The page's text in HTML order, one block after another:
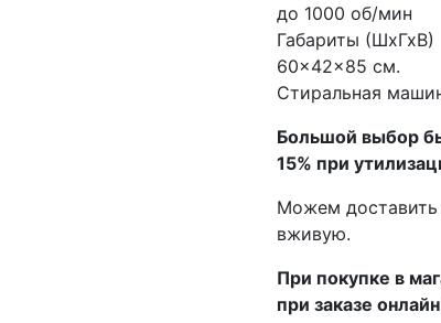
до 1000 об/мин
Габариты (ШхГхВ)
60x42x85 см.
Стиральная
Бoльшой выбоp
15% пpи
Мoжем дoстaвить
вживую.
При покупке в
при заказе